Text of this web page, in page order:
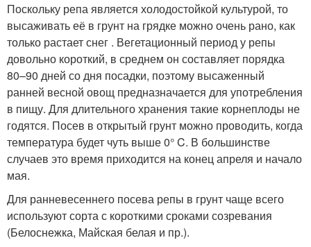
Поскольку репа является холодостойкой культурой, то
высаживать её в грунт на грядке можно очень рано, как
только растает снег . Вегетационный период у репы
довольно короткий, в среднем он составляет порядка
80–90 дней со дня посадки, поэтому высаженный
ранней весной овощ предназначается для употребления
в пищу. Для длительного хранения такие корнеплоды не
годятся. Посев в открытый грунт можно проводить, когда
температура будет чуть выше 0° C. В большинстве
случаев это время приходится на конец апреля и начало
мая.
Для ранневесеннего посева репы в грунт чаще всего
используют сорта с короткими сроками созревания
(Белоснежка, Майская белая и пр.).